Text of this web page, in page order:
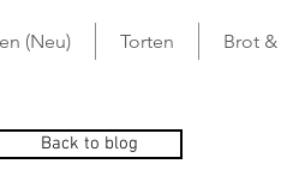
(Neu) Torten Brot
Back to blog